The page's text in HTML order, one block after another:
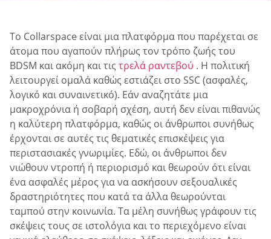
Το Collarspace είναι μια πλατφόρμα που παρέχεται σε
άτομα που αγαπούν πλήρως τον τρόπο ζωής του
BDSM και ακόμη και τις τρελά ραντεβού . Η πολιτική
λειτουργεί ομαλά καθώς εστιάζει στο SSC (ασφαλές,
λογικό και συναινετικό). Εάν αναζητάτε μια
μακροχρόνια ή σοβαρή σχέση, αυτή δεν είναι πιθανώς
η καλύτερη πλατφόρμα, καθώς οι άνθρωποι συνήθως
έρχονται σε αυτές τις θεματικές επισκέψεις για
περιστασιακές γνωριμίες. Εδώ, οι άνθρωποι δεν
νιώθουν ντροπή ή περιορισμό και θεωρούν ότι είναι
ένα ασφαλές μέρος για να ασκήσουν σεξουαλικές
δραστηριότητες που κατά τα άλλα θεωρούνται
ταμπού στην κοινωνία. Τα μέλη συνήθως γράφουν τις
σκέψεις τους σε ιστολόγια και το περιεχόμενο είναι